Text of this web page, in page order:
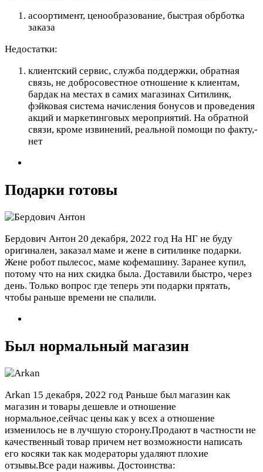
асоортимент, ценообразование, быстрая обрботка
заказа
Недостатки:
клиентский сервис, служба поддержки, обратная
связь, не добросовестное отношение к клиентам,
бардак на местах в самих магазинах Ситилинк,
фэйковая система начисления бонусов и проведения
акций и маркетинговых мероприятий. На обратной
связи, кроме извинений, реальной помощи по факту,-
нет
Подарки готовы
Бердович Антон 20 декабря, 2022 год На НГ не буду
оригинален, заказал маме и жене в ситилинке подарки.
Жене робот пылесос, маме кофемашину. Заранее купил,
потому что на них скидка была. Доставили быстро, через
день. Только вопрос где теперь эти подарки прятать,
чтобы раньше времени не спалили.
Был нормальный магазин
Arkan 15 декабря, 2022 год Раньше был магазин как
магазин и товары дешевле и отношение
нормальное,сейчас цены как у всех а отношение
изменилось не в лучшую сторону.Продают в частности не
качественный товар причем нет возможности написать
его косяки так как модераторы удаляют плохие
отзывы.Все ради наживы. Достоинства: